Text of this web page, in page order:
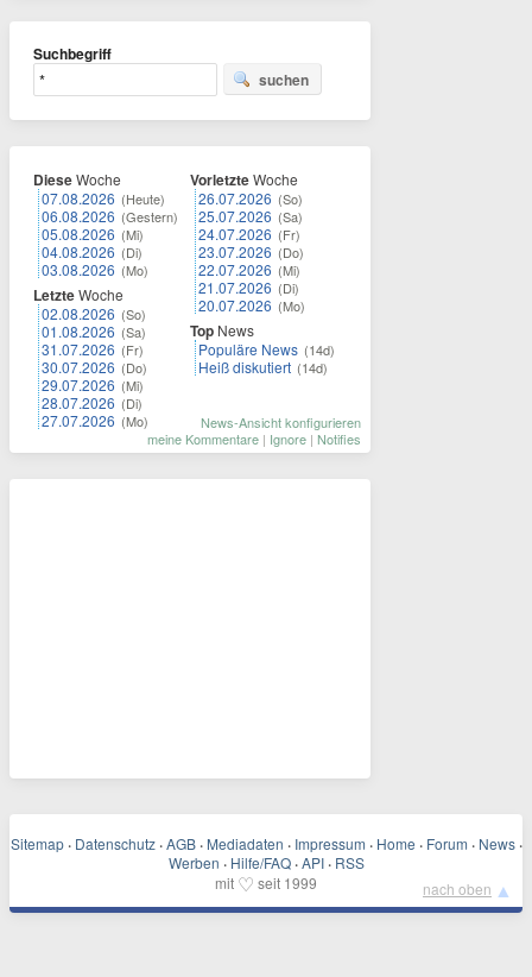
Suchbegriff
suchen
DieseWoche
07.08.2026 (Heute)
06.08.2026 (Gestern)
05.08.2026 (Mi)
04.08.2026 (Di)
03.08.2026 (Mo)
LetzteWoche
02.08.2026 (So)
01.08.2026 (Sa)
31.07.2026 (Fr)
30.07.2026 (Do)
29.07.2026 (Mi)
28.07.2026 (Di)
27.07.2026 (Mo)
VorletzteWoche
26.07.2026 (So)
25.07.2026 (Sa)
24.07.2026 (Fr)
23.07.2026 (Do)
22.07.2026 (Mi)
21.07.2026 (Di)
20.07.2026 (Mo)
Top News
Populäre News (14d)
Heiß diskutiert (14d)
News-Ansicht konfigurieren
meine Kommentare | Ignore | Notifies
Sitemap · Datenschutz · AGB · Mediadaten · Impressum · Home · Forum · News ·
Werben · Hilfe/FAQ · API · RSS
mit ♡ seit 1999 nach oben ▲